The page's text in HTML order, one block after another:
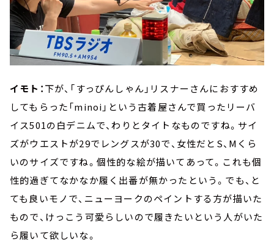
イモト：下が、「すっぴんしゃん」リスナーさんにおすすめ
してもらった「minoi」という古着屋さんで買ったリーバ
イス501の白デニムで、わりとタイトなものですね。サイ
ズがウエストが29でレングスが30で、女性だとS、Mくら
いのサイズですね。個性的な絵が描いてあって。これも個
性的過ぎてなかなか履く出番が無かったという。でも、と
ても良いモノで、ニューヨークのペイントする方が描いた
もので、けっこう可愛らしいので履きたいという人がいた
ら履いて欲しいな。